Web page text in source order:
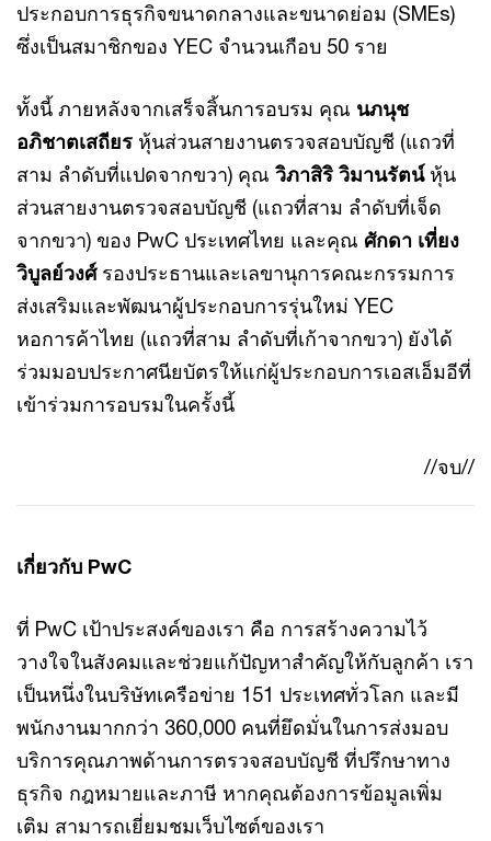
ประกอบการธุรกิจขนาดกลางและขนาดย่อม (SMEs)
ซึ่งเป็นสมาชิกของ YEC จำนวนเกือบ 50 ราย
ทั้งนี้ ภายหลังจากเสร็จสิ้นการอบรม คุณ นภนุช
อภิชาตเสถียร หุ้นส่วนสายงานตรวจสอบบัญชี (แถวที่
สาม ลำดับที่แปดจากขวา) คุณ วิภาสิริ วิมานรัตน์หุ้น
ส่วนสายงานตรวจสอบบัญชี (แถวที่สาม ลำดับที่เจ็ด
จากขวา) ของ PwC ประเทศไทย และคุณ ศักดา เที่ยง
วิบูลย์วงศ์รองประธานและเลขานุการคณะกรรมการ
ส่งเสริมและพัฒนาผู้ประกอบการรุ่นใหม่ YEC
หอการค้าไทย (แถวที่สาม ลำดับที่เก้าจากขวา) ยังได้
ร่วมมอบประกาศนียบัตรให้แก่ผู้ประกอบการเอสเอ็มอีที่
เข้าร่วมการอบรมในครั้งนี้
//จบ//
เกี่ยวกับ PwC
ที่ PwC เป้าประสงค์ของเรา คือ การสร้างความไว้
วางใจในสังคมและช่วยแก้ปัญหาสำคัญให้กับลูกค้า เรา
เป็นหนึ่งในบริษัทเครือข่าย 151 ประเทศทั่วโลก และมี
พนักงานมากกว่า 360,000 คนที่ยึดมั่นในการส่งมอบ
บริการคุณภาพด้านการตรวจสอบบัญชี ที่ปรึกษาทาง
ธุรกิจ กฎหมายและภาษี หากคุณต้องการข้อมูลเพิ่ม
เติม สามารถเยี่ยมชมเว็บไซต์ของเรา